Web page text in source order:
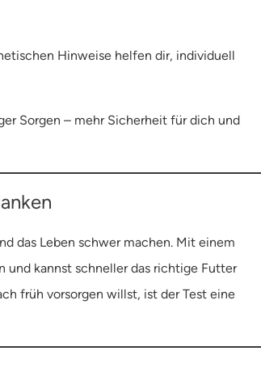
Hinweise helfen dir, individuell
Sorgen – mehr Sicherheit für dich und
das Leben schwer machen. Mit einem
und kannst schneller das richtige Futter
früh vorsorgen willst, ist der Test eine